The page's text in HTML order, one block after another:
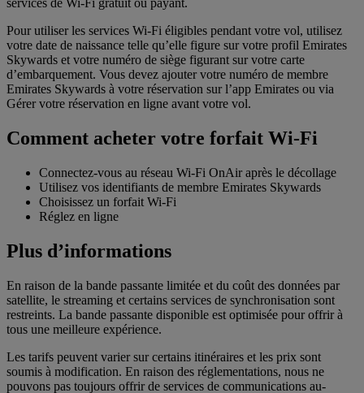
services de Wi-Fi gratuit ou payant.
Pour utiliser les services Wi-Fi éligibles pendant votre vol, utilisez
votre date de naissance telle qu’elle figure sur votre profil Emirates
Skywards et votre numéro de siège figurant sur votre carte
d’embarquement. Vous devez ajouter votre numéro de membre
Emirates Skywards à votre réservation sur l’app Emirates ou via
Gérer votre réservation en ligne avant votre vol.
Comment acheter votre forfait Wi-Fi
Connectez-vous au réseau Wi-Fi OnAir après le décollage
Utilisez vos identifiants de membre Emirates Skywards
Choisissez un forfait Wi-Fi
Réglez en ligne
Plus d’informations
En raison de la bande passante limitée et du coût des données par
satellite, le streaming et certains services de synchronisation sont
restreints. La bande passante disponible est optimisée pour offrir à
tous une meilleure expérience.
Les tarifs peuvent varier sur certains itinéraires et les prix sont
soumis à modification. En raison des réglementations, nous ne
pouvons pas toujours offrir de services de communications au-